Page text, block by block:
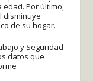
Por último,
disminuye
de su hogar.
y Seguridad
datos que